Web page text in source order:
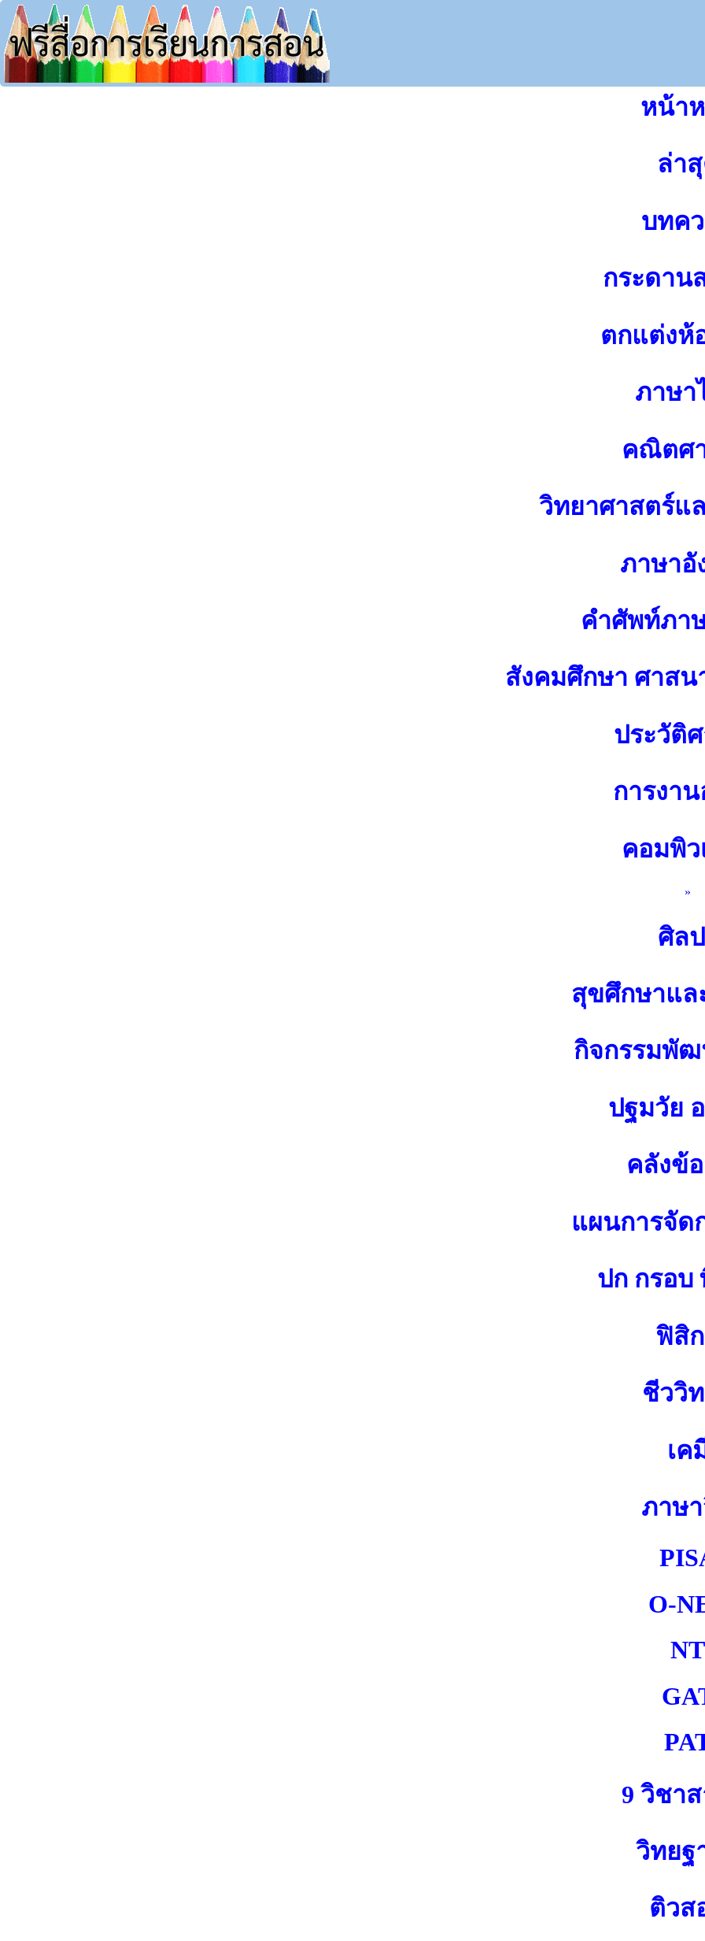
หน้า
ล่า
บทค
กระดาน
ตกแต่งห้
ภาษา
คณิตศ
วิทยาศาสตร์แ
ภาษาอั
คำศัพท์ภา
สังคมศึกษา ศาส
ประวัติ
การงา
คอมพิว
»
ศิล
สุขศึกษาแล
กิจกรรมพัฒ
ปฐมวัย
คลังข้
แผนการจัด
ปก กรอบ
ฟิสิ
ชีววิ
เค
ภาษ
O-
NT
9 วิชา
วิทยฐ
ติวส